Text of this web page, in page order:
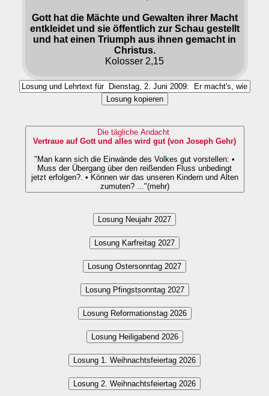
Gott hat die Mächte und Gewalten ihrer Macht
entkleidet und sie öffentlich zur Schau gestellt
und hat einen Triumph aus ihnen gemacht in
Christus.
Kolosser 2,15
Losung kopieren
Die tägliche Andacht
Vertraue auf Gott und alles wird gut (von Joseph Gehr)
"Man kann sich die Einwände des Volkes gut vorstellen: •
Muss der Übergang über den reißenden Fluss unbedingt
jetzt erfolgen?. • Können wir das unseren Kindern und Alten
zumuten? ..."(mehr)
Losung Neujahr 2027
Losung Karfreitag 2027
Losung Ostersonntag 2027
Losung Pfingstsonntag 2027
Losung Reformationstag 2026
Losung Heiligabend 2026
Losung 1. Weihnachtsfeiertag 2026
Losung 2. Weihnachtsfeiertag 2026